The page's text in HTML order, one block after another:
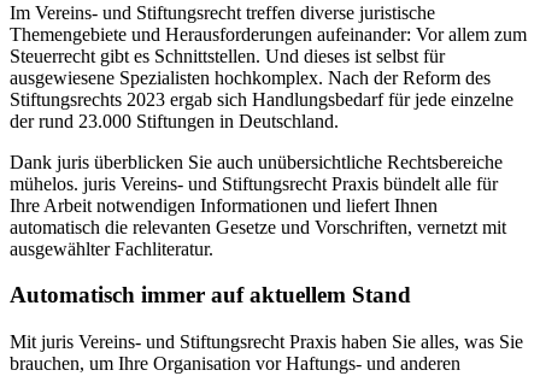
Im Vereins- und Stiftungsrecht treffen diverse juristische
Themengebiete und Herausforderungen aufeinander: Vor allem zum
Steuerrecht gibt es Schnittstellen. Und dieses ist selbst für
ausgewiesene Spezialisten hochkomplex. Nach der Reform des
Stiftungsrechts 2023 ergab sich Handlungsbedarf für jede einzelne
der rund 23.000 Stiftungen in Deutschland.
Dank juris überblicken Sie auch unübersichtliche Rechtsbereiche
mühelos. juris Vereins- und Stiftungsrecht Praxis bündelt alle für
Ihre Arbeit notwendigen Informationen und liefert Ihnen
automatisch die relevanten Gesetze und Vorschriften, vernetzt mit
ausgewählter Fachliteratur.
Automatisch immer auf aktuellem Stand
Mit juris Vereins- und Stiftungsrecht Praxis haben Sie alles, was Sie
brauchen, um Ihre Organisation vor Haftungs- und anderen